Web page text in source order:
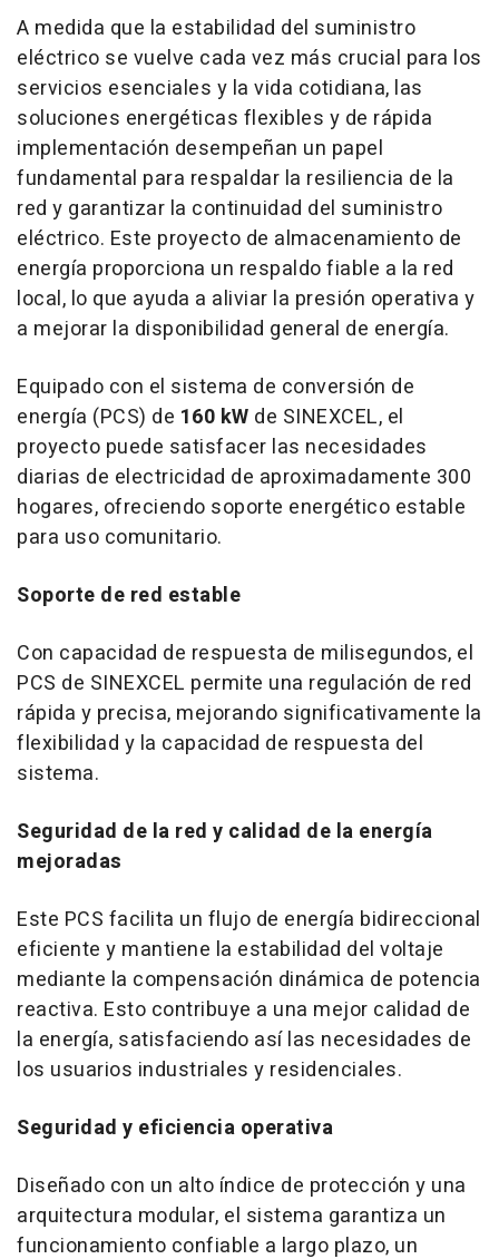
A medida que la estabilidad del suministro
eléctrico se vuelve cada vez más crucial para los
servicios esenciales y la vida cotidiana, las
soluciones energéticas flexibles y de rápida
implementación desempeñan un papel
fundamental para respaldar la resiliencia de la
red y garantizar la continuidad del suministro
eléctrico. Este proyecto de almacenamiento de
energía proporciona un respaldo fiable a la red
local, lo que ayuda a aliviar la presión operativa y
a mejorar la disponibilidad general de energía.
Equipado con el sistema de conversión de
energía (PCS) de 160 kW de SINEXCEL, el
proyecto puede satisfacer las necesidades
diarias de electricidad de aproximadamente 300
hogares, ofreciendo soporte energético estable
para uso comunitario.
Soporte de red estable
Con capacidad de respuesta de milisegundos, el
PCS de SINEXCEL permite una regulación de red
rápida y precisa, mejorando significativamente la
flexibilidad y la capacidad de respuesta del
sistema.
Seguridad de la red y calidad de la energía
mejoradas
Este PCS facilita un flujo de energía bidireccional
eficiente y mantiene la estabilidad del voltaje
mediante la compensación dinámica de potencia
reactiva. Esto contribuye a una mejor calidad de
la energía, satisfaciendo así las necesidades de
los usuarios industriales y residenciales.
Seguridad y eficiencia operativa
Diseñado con un alto índice de protección y una
arquitectura modular, el sistema garantiza un
funcionamiento confiable a largo plazo, un